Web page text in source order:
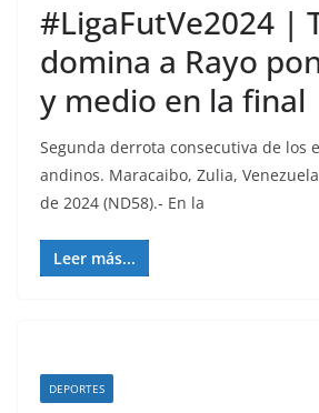
#LigaFutVe2024 |
domina a Rayo
y medio en la final
Segunda derrota consecutiva de los
andinos. Maracaibo, Zulia,
de 2024 (ND58).- En la
Leer más...
DEPORTES